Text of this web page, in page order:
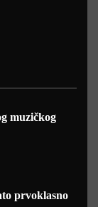
muzičkog
prvoklasno